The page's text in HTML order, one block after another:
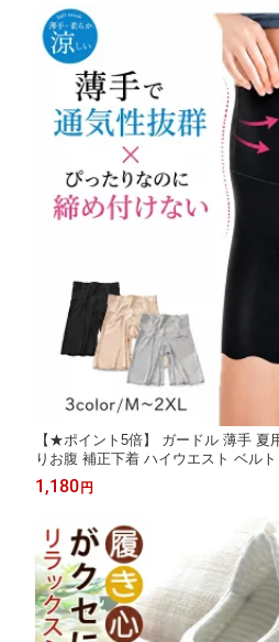
【★ポイント5倍】 ガードル 薄手 夏
りお腹 補正下着 ハイウエスト ベル
ス ヒップアップ 美脚 美尻 深履き シ
め 太ももにフィット 痩せ ロングシ
1,180円